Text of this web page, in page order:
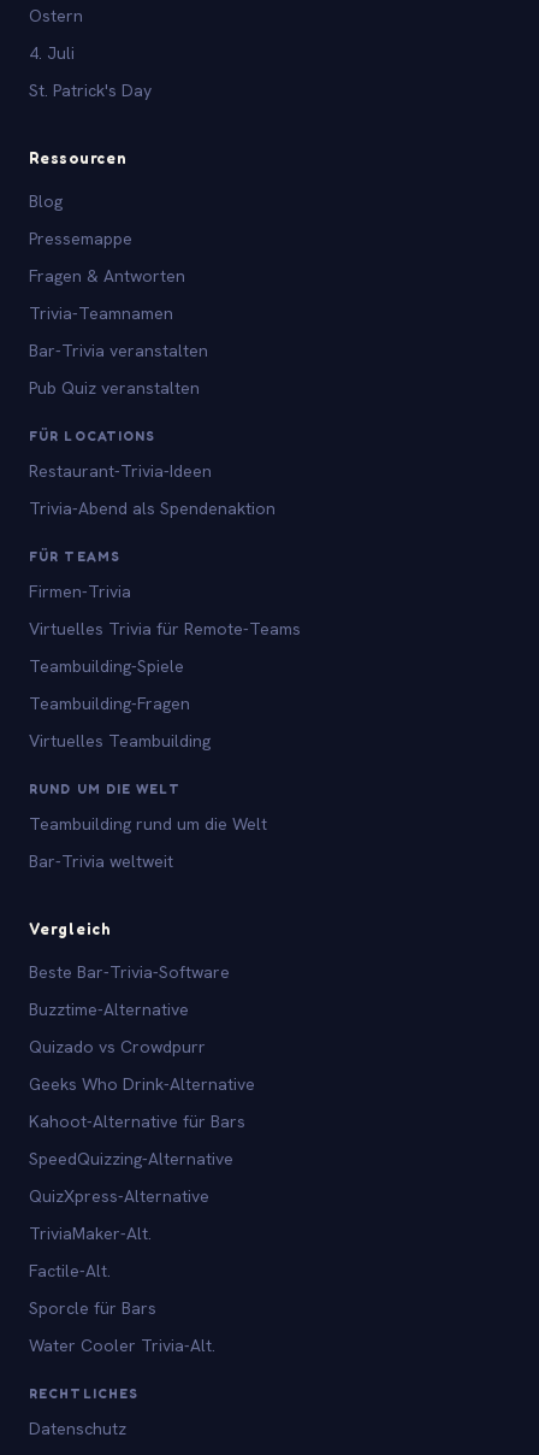
Ostern
4. Juli
St. Patrick's Day
Ressourcen
Blog
Pressemappe
Fragen & Antworten
Trivia-Teamnamen
Bar-Trivia veranstalten
Pub Quiz veranstalten
FÜR LOCATIONS
Restaurant-Trivia-Ideen
Trivia-Abend als Spendenaktion
FÜR TEAMS
Firmen-Trivia
Virtuelles Trivia für Remote-Teams
Teambuilding-Spiele
Teambuilding-Fragen
Virtuelles Teambuilding
RUND UM DIE WELT
Teambuilding rund um die Welt
Bar-Trivia weltweit
Vergleich
Beste Bar-Trivia-Software
Buzztime-Alternative
Quizado vs Crowdpurr
Geeks Who Drink-Alternative
Kahoot-Alternative für Bars
SpeedQuizzing-Alternative
QuizXpress-Alternative
TriviaMaker-Alt.
Factile-Alt.
Sporcle für Bars
Water Cooler Trivia-Alt.
RECHTLICHES
Datenschutz